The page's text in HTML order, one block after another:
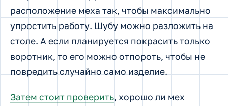
расположение меха так, чтобы максимально
упростить работу. Шубу можно разложить на
столе. А если планируется покрасить только
воротник, то его можно отпороть, чтобы не
повредить случайно само изделие.
Затем стоит проверить, хорошо ли мех